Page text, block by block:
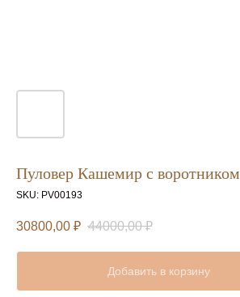
Пуловер Кашемир с воротником
SKU: PV00193
30800,00 ₽ 44000,00 ₽
Добавить в корзину